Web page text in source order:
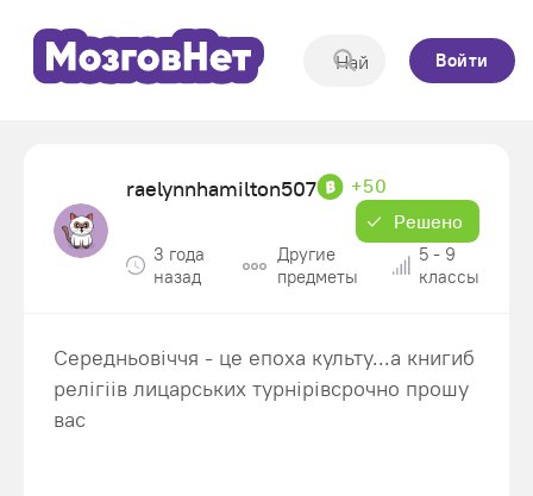
Войти
raelynnhamilton507
+50
Решено
3 года
назад
Другие
предметы
5 - 9
классы
Середньовіччя - це епоха культу...а книгиб
релігіів лицарських турнірівсрочно прошу
вас